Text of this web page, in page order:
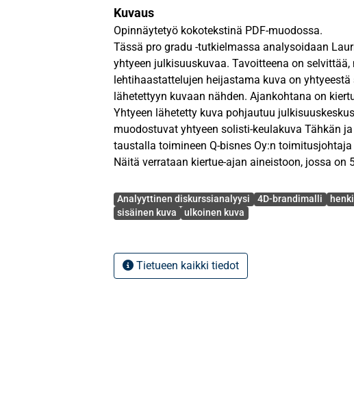
Kuvaus
Opinnäytetyö kokotekstinä PDF-muodossa.
Tässä pro gradu -tutkielmassa analysoidaan
yhtyeen julkisuuskuvaa. Tavoitteena on
lehtihaastattelujen heijastama kuva on
lähetettyyn kuvaan nähden. Ajankohtana on
Yhtyeen lähetetty kuva pohjautuu
muodostuvat yhtyeen solisti-keulakuva Tähkän
taustalla toimineen Q-bisnes Oy:n
Näitä verrataan kiertue-ajan aineistoon, jossa on
Tutkimusmenetelminä työssä käytetään
diskurssianalyysiä ja 4D-brandimallia.
seikoista yhtyeen lehtihaastatteluissa esiintyvä
4D-brandimallilla tutkitaan esiinnousseiden
Avainsanat
Analyyttinen diskurssianalyysi 4D-brandimalli
sisäinen kuva
ulkoinen kuva
Tietueen kaikki tiedot